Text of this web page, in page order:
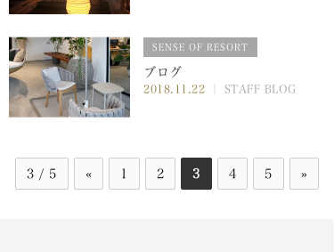
SENSE OF RESORT
ブログ
2018.11.22 ｜ STAFF BLOG
3 / 5 « 1 2 3 4 5 »